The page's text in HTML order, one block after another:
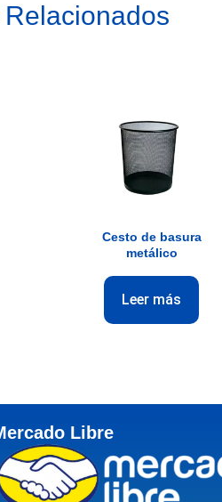
Cesto de basura
metálico
Leer más
Libre